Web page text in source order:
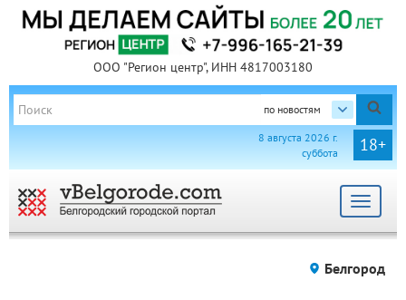
ООО "Регион центр", ИНН 4817003180
по новостям
18+
8 августа 2026 г.
суббота
Toggle
Белгород